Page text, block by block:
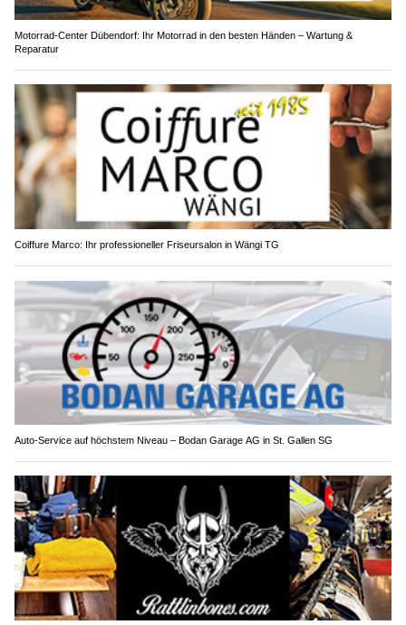
Motorrad-Center Dübendorf: Ihr Motorrad in den besten Händen – Wartung &
Reparatur
Coiffure Marco: Ihr professioneller Friseursalon in Wängi TG
Auto-Service auf höchstem Niveau – Bodan Garage AG in St. Gallen SG